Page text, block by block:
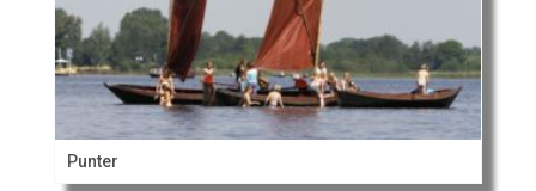
Punter